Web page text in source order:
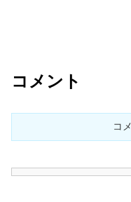
コメント
コ